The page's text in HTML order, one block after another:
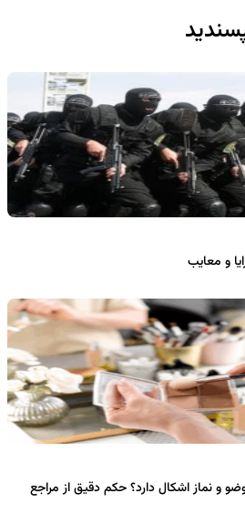
و معایب
و نماز اشکال دارد؟ حکم دقیق از مراجع